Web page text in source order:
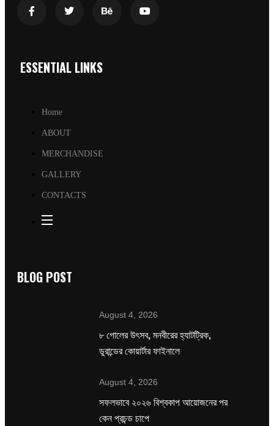
ESSENTIAL LINKS
Home
ABOUT
MERCHANDISE
GALLERY
CONTACTS
BLOG POST
August 4, 2026
৮ গোলের উৎসব, মনবীরের হ্যাটট্রিক,
ডুরান্ডের কোয়ার্টার ফাইনালে
August 4, 2026
সফলভাবে ২০২৬ বিশ্বকাপ আয়োজনের পর
কেন প্রচন্ড চাপে